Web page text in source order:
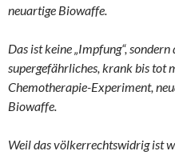
neuartige Biowaffe.
Das ist keine „Impfung“,
supergefährliches, krank bis tot
Chemotherapie-Experiment,
Biowaffe.
Weil das völkerrechtswidrig ist